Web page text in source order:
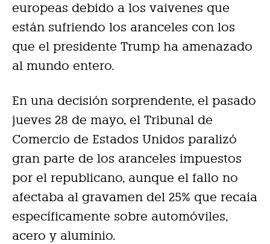
europeas debido a los vaivenes que
están sufriendo los aranceles con los
que el presidente Trump ha amenazado
al mundo entero.
En una decisión sorprendente, el pasado
jueves 28 de mayo, el Tribunal de
Comercio de Estados Unidos paralizó
gran parte de los aranceles impuestos
por el republicano, aunque el fallo no
afectaba al gravamen del 25% que recaía
específicamente sobre automóviles,
acero y aluminio.